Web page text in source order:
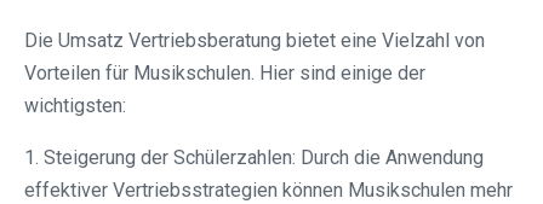
Die Umsatz Vertriebsberatung bietet eine Vielzahl von
Vorteilen für Musikschulen. Hier sind einige der
wichtigsten:
1. Steigerung der Schülerzahlen: Durch die Anwendung
effektiver Vertriebsstrategien können Musikschulen mehr